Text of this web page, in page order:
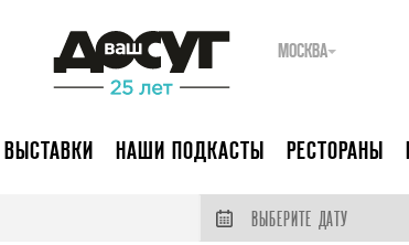
МОСКВА
ВЫСТАВКИ НАШИ ПОДКАСТЫ РЕСТОРАНЫ
ВЫБЕРИТЕ ДАТУ